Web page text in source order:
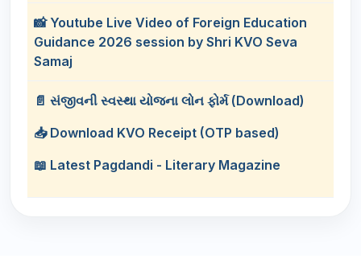
📸 Youtube Live Video of Foreign Education
Guidance 2026 session by Shri KVO Seva
Samaj
📄 સંજીવની સ્વસ્થા યોજના લોન ફોર્મ (Download)
📥 Download KVO Receipt (OTP based)
📖 Latest Pagdandi - Literary Magazine